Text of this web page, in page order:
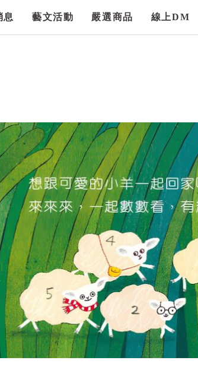
息 藝文活動 嚴選商品 線上DM